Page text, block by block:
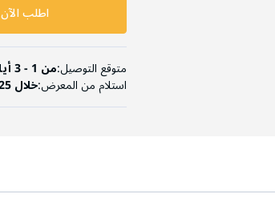
اطلب الآن
متوقع التوصيل:من 1 - 3 أيام
استلام من المعرض:خلال 25 دقيقة